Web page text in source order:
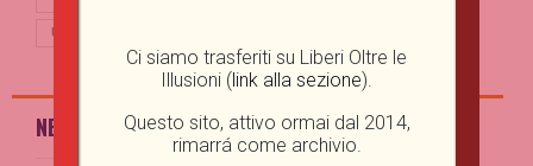
UNIONE EUROPEA
NEWSLETTER
Ci siamo trasferiti su Liberi Oltre le
Illusioni (link alla sezione).
Questo sito, attivo ormai dal 2014,
rimarrá come archivio.